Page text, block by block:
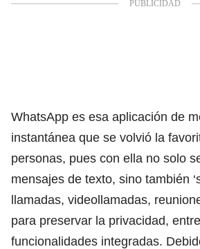
WhatsApp es esa aplicación de
instantánea que se volvió la
personas, pues con ella no solo
mensajes de texto, sino también
llamadas, videollamadas,
para preservar la privacidad,
funcionalidades integradas.